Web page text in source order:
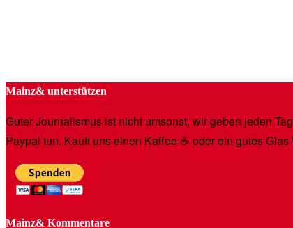
Mainz& unterstützen
Guter Journalismus ist nicht umsonst, wir geben jeden
Paypal tun. Kauft uns einen Kaffee ☕️ oder ein gutes
Mainz& Kommentare